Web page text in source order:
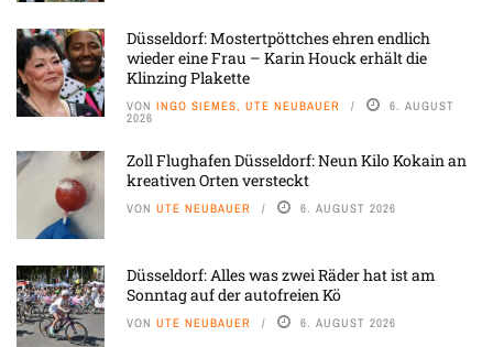
Düsseldorf: Mostertpöttches ehren endlich
wieder eine Frau – Karin Houck erhält die
Klinzing Plakette
VON INGO SIEMES, UTE NEUBAUER 6. AUGUST
2026
Zoll Flughafen Düsseldorf: Neun Kilo Kokain an
kreativen Orten versteckt
VON UTE NEUBAUER 6. AUGUST 2026
Düsseldorf: Alles was zwei Räder hat ist am
Sonntag auf der autofreien Kö
VON UTE NEUBAUER 6. AUGUST 2026